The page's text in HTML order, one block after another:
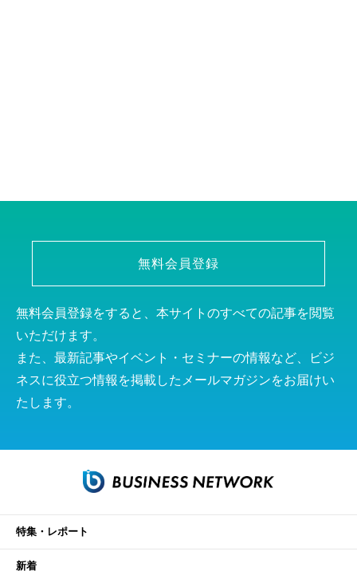
無料会員登録
無料会員登録をすると、本サイトのすべての記事を閲覧
いただけます。
また、最新記事やイベント・セミナーの情報など、ビジ
ネスに役立つ情報を掲載したメールマガジンをお届けい
たします。
特集・レポート
新着